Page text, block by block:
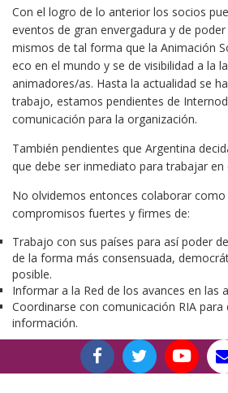
Con el logro de lo anterior los socios
eventos de gran envergadura y de
mismos de tal forma que la Animación
eco en el mundo y se de visibilidad a la
animadores/as. Hasta la actualidad se
trabajo, estamos pendientes de
comunicación para la organización.
También pendientes que Argentina
que debe ser inmediato para trabajar en
No olvidemos entonces colaborar
compromisos fuertes y firmes de:
Trabajo con sus países para así poder
de la forma más consensuada,
posible.
Informar a la Red de los avances en las
Coordinarse con comunicación RIA para
información.